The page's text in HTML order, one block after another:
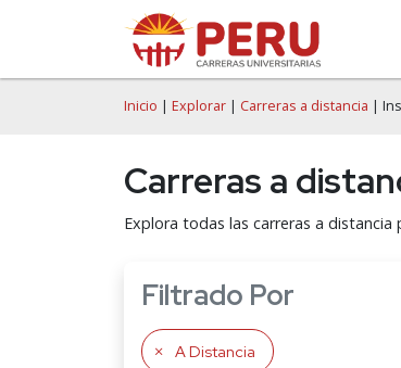
Inicio | Explorar | Carreras a distancia |
Carreras a
Explora todas las carreras a distancia
Filtrado Por
A Distancia